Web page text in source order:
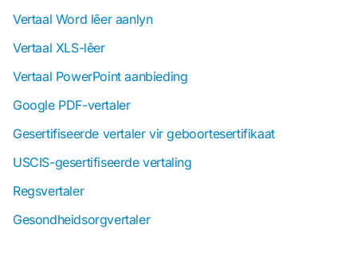
Vertaal Word lêer aanlyn
Vertaal XLS-lêer
Vertaal PowerPoint aanbieding
Google PDF-vertaler
Gesertifiseerde vertaler vir geboortesertifikaat
USCIS-gesertifiseerde vertaling
Regsvertaler
Gesondheidsorgvertaler